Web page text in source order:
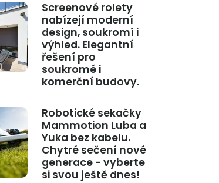
Screenové rolety
nabízejí moderní
design, soukromí i
výhled. Elegantní
řešení pro
soukromé i
komerční budovy.
Robotické sekačky
Mammotion Luba a
Yuka bez kabelu.
Chytré sečení nové
generace - vyberte
si svou ještě dnes!